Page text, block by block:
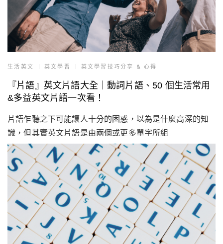
生活英文 英文學習 英文學習技巧分享 & 心得
『片語』英文片語大全｜動詞片語、50 個生活常用
&多益英文片語一次看！
片語乍聽之下可能讓人十分的困惑，以為是什麼高深的知
識，但其實英文片語是由兩個或更多單字所組